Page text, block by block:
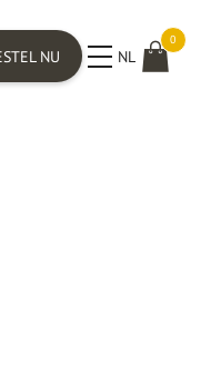
NU NL
0